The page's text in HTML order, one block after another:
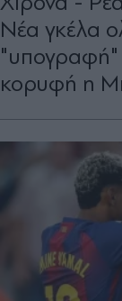
Νέα γκέλα
κορυφή η